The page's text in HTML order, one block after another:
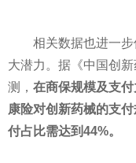
相关数据也进一
大潜力。据《中国创
测， 在商保规模及支
康险对创新药械的支
付占比需达到44%。